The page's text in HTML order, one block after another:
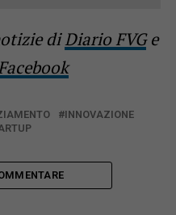
diDiario FVGe
INNOVAZIONE